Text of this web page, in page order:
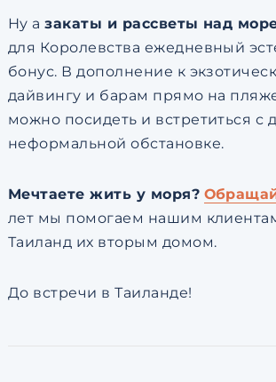
Ну азакаты и рассветы над
для Королевства ежедневный
бонус. В дополнение к
дайвингу и барам прямо на
можно посидеть и встретиться с
неформальной обстановке.
Мечтаете жить у моря?
лет мы помогаем нашим
Таиланд их вторым домом.
До встречи в Таиланде!